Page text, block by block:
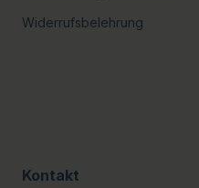
Widerrufsbelehrung
Kontakt